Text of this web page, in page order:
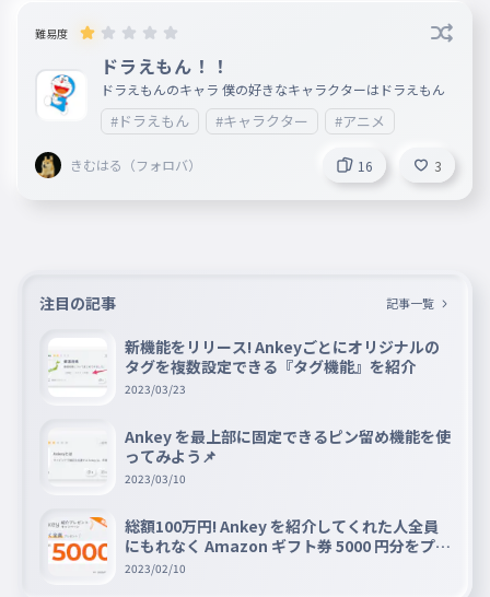
難易度
ドラえもん！！
ドラえもんのキャラ 僕の好きなキャラクターはドラえもん
#ドラえもん #キャラクター #アニメ
きむはる（フォロバ） 16 3
注目の記事 記事一覧
新機能をリリース! Ankeyごとにオリジナルの
タグを複数設定できる『タグ機能』を紹介
2023/03/23
Ankey を最上部に固定できるピン留め機能を使
ってみよう📌
2023/03/10
総額100万円! Ankey を紹介してくれた人全員
にもれなく Amazon ギフト券 5000 円分をプレ
ゼントキャンペーン!!
2023/02/10